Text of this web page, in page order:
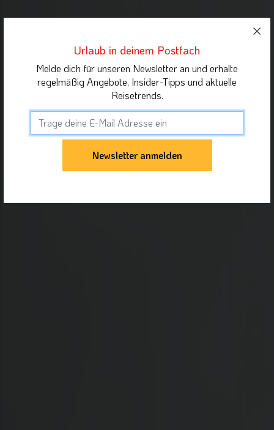
Urlaub in deinem Postfach
Melde dich für unseren Newsletter an und erhalte
regelmäßig Angebote, Insider-Tipps und aktuelle
Reisetrends.